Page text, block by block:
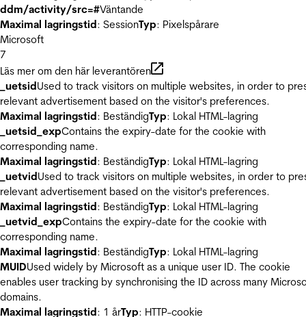
ddm/activity/src=#Väntande
Maximal lagringstid: SessionTyp: Pixelspårare
Microsoft
7
Läs mer om den här leverantören
_uetsidUsed to track visitors on multiple websites, in order to
relevant advertisement based on the visitor's preferences.
Maximal lagringstid: BeständigTyp: Lokal HTML-lagring
_uetsid_expContains the expiry-date for the cookie with
corresponding name.
Maximal lagringstid: BeständigTyp: Lokal HTML-lagring
_uetvidUsed to track visitors on multiple websites, in order to
relevant advertisement based on the visitor's preferences.
Maximal lagringstid: BeständigTyp: Lokal HTML-lagring
_uetvid_expContains the expiry-date for the cookie with
corresponding name.
Maximal lagringstid: BeständigTyp: Lokal HTML-lagring
MUIDUsed widely by Microsoft as a unique user ID. The cookie
enables user tracking by synchronising the ID across many
domains.
Maximal lagringstid: 1 årTyp: HTTP-cookie